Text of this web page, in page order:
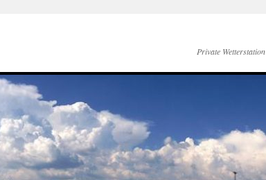
Private